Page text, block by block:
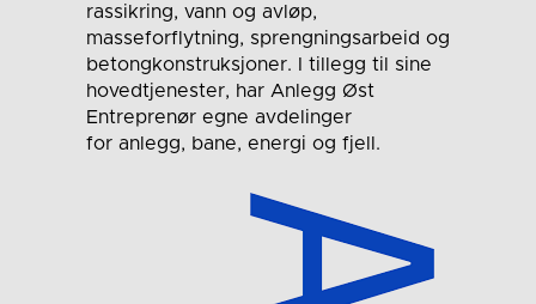
rassikring, vann og avløp,
masseforflytning, sprengningsarbeid og
betongkonstruksjoner. I tillegg til sine
hovedtjenester, har Anlegg Øst
Entreprenør egne avdelinger
for anlegg, bane, energi og fjell.